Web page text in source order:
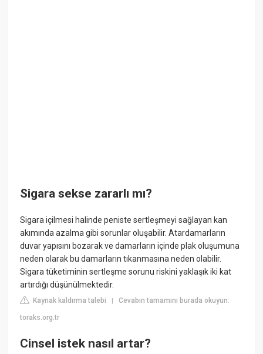
Sigara sekse zararlı mı?
Sigara içilmesi halinde peniste sertleşmeyi sağlayan kan
akımında azalma gibi sorunlar oluşabilir. Atardamarların
duvar yapısını bozarak ve damarların içinde plak oluşumuna
neden olarak bu damarların tıkanmasına neden olabilir.
Sigara tüketiminin sertleşme sorunu riskini yaklaşık iki kat
artırdığı düşünülmektedir.
Kaynak kaldırma talebi |Cevabın tamamını burada okuyun:
toraks.org.tr
Cinsel istek nasıl artar?